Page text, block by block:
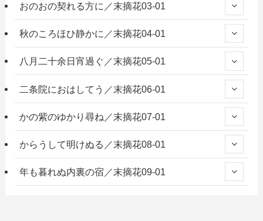
おのおの契れる方に／末摘花03-01
秋のころほひ静かに／末摘花04-01
八月二十余日宵過ぐ／末摘花05-01
二条院におはしてう／末摘花06-01
かの紫のゆかり尋ね／末摘花07-01
からうして明けぬる／末摘花08-01
年も暮れぬ内裏の宿／末摘花09-01